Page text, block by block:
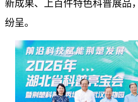
新成果、上百件特色科普展品
纷呈。